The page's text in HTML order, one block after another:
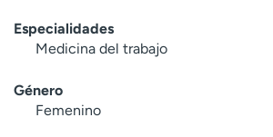
Especialidades
Medicina del trabajo
Género
Femenino